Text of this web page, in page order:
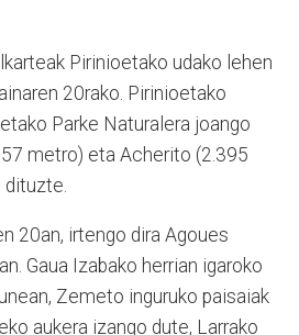
Pirinioetako udako lehen
20rako. Pirinioetako
Parke Naturalera joango
metro) eta Acherito (2.395
20an, irtengo dira Agoues
Gaua Izabako herrian igaroko
Zemeto inguruko paisaiak
aukera izango dute, Larrako